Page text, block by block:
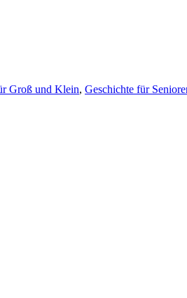
Groß und Klein, Geschichte für